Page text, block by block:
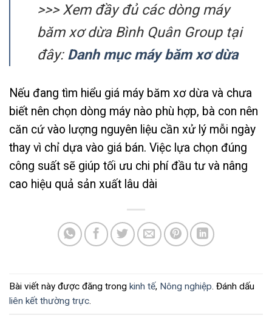
>>> Xem đầy đủ các dòng máy
băm xơ dừa Bình Quân Group tại
đây: Danh mục máy băm xơ dừa
Nếu đang tìm hiểu giá máy băm xơ dừa và chưa
biết nên chọn dòng máy nào phù hợp, bà con nên
căn cứ vào lượng nguyên liệu cần xử lý mỗi ngày
thay vì chỉ dựa vào giá bán. Việc lựa chọn đúng
công suất sẽ giúp tối ưu chi phí đầu tư và nâng
cao hiệu quả sản xuất lâu dài
Bài viết này được đăng trong kinh tế, Nông nghiệp. Đánh dấu
liên kết thường trực.